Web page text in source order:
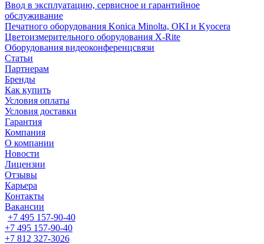
Ввод в эксплуатацию, сервисное и гарантийное
обслуживание
Печатного оборудования Konica Minolta, OKI и Kyocera
Цветоизмерительного оборудования X-Rite
Оборудования видеоконференцсвязи
Статьи
Партнерам
Бренды
Как купить
Условия оплаты
Условия доставки
Гарантия
Компания
О компании
Новости
Лицензии
Отзывы
Карьера
Контакты
Вакансии
+7 495 157-90-40
+7 495 157-90-40
+7 812 327-3026